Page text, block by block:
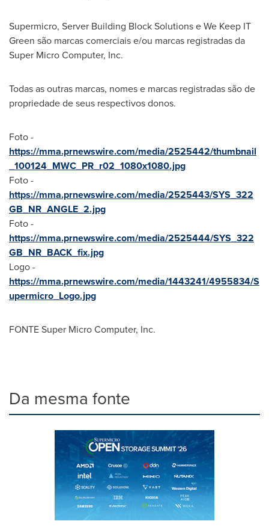
Supermicro, Server Building Block Solutions e We Keep IT
Green são marcas comerciais e/ou marcas registradas da
Super Micro Computer, Inc.
Todas as outras marcas, nomes e marcas registradas são de
propriedade de seus respectivos donos.
Foto -
https://mma.prnewswire.com/media/2525442/thumbnail
_100124_MWC_PR_r02_1080x1080.jpg
Foto -
https://mma.prnewswire.com/media/2525443/SYS_322
GB_NR_ANGLE_2.jpg
Foto -
https://mma.prnewswire.com/media/2525444/SYS_322
GB_NR_BACK_fix.jpg
Logo -
https://mma.prnewswire.com/media/1443241/4955834/S
upermicro_Logo.jpg
FONTE Super Micro Computer, Inc.
Da mesma fonte